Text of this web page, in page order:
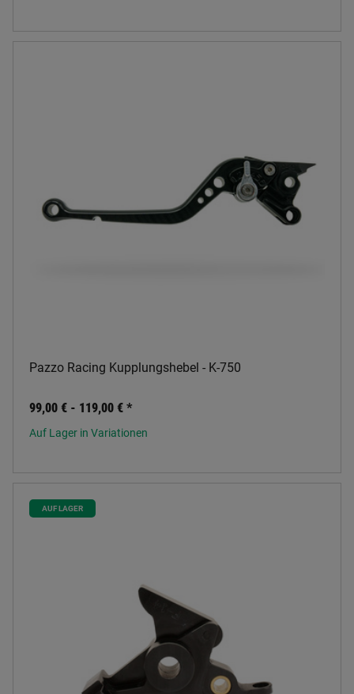
Pazzo Racing Kupplungshebel - K-750
99,00 € - 119,00 € *
Auf Lager in Variationen
AUF LAGER